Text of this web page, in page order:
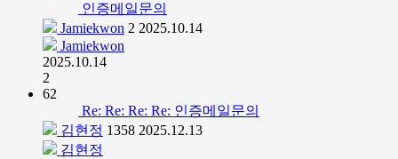
인증메일문의
Jamiekwon 2 2025.10.14
Jamiekwon
2025.10.14
2
62
Re: Re: Re: Re: 인증메일문의
김현정 1358 2025.12.13
김현정